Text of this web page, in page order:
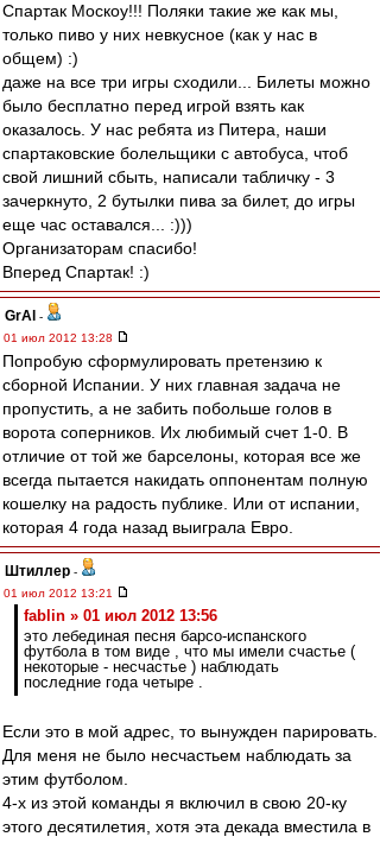
Спартак Москоу!!! Поляки такие же как мы,
только пиво у них невкусное (как у нас в
общем) :)
даже на все три игры сходили... Билеты можно
было бесплатно перед игрой взять как
оказалось. У нас ребята из Питера, наши
спартаковские болельщики с автобуса, чтоб
свой лишний сбыть, написали табличку - 3
зачеркнуто, 2 бутылки пива за билет, до игры
еще час оставался... :)))
Организаторам спасибо!
Вперед Спартак! :)
GrAl -
01 июл 2012 13:28
Попробую сформулировать претензию к
сборной Испании. У них главная задача не
пропустить, а не забить побольше голов в
ворота соперников. Их любимый счет 1-0. В
отличие от той же барселоны, которая все же
всегда пытается накидать оппонентам полную
кошелку на радость публике. Или от испании,
которая 4 года назад выиграла Евро.
Штиллер -
01 июл 2012 13:21
fablin » 01 июл 2012 13:56
это лебединая песня барсо-испанского
футбола в том виде , что мы имели счастье (
некоторые - несчастье ) наблюдать
последние года четыре .
Если это в мой адрес, то вынужден парировать.
Для меня не было несчастьем наблюдать за
этим футболом.
4-х из этой команды я включил в свою 20-ку
этого десятилетия, хотя эта декада вместила в